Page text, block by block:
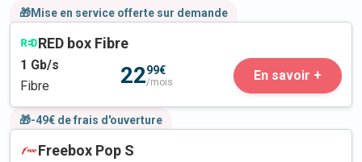
🎁Mise en service offerte sur demande
RED box Fibre
1 Gb/s
Fibre
2299€
/mois En savoir +
🎁-49€ de frais d'ouverture
Freebox Pop S